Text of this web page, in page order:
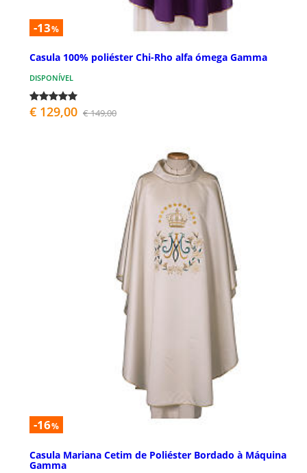
-13%
Casula 100% poliéster Chi-Rho alfa ómega Gamma
DISPONÍVEL
€ 129,00 € 149,00
-16%
Casula Mariana Cetim de Poliéster Bordado à Máquina
Gamma